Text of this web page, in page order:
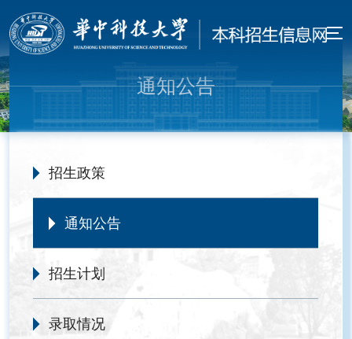
通知公告
招生政策
通知公告
招生计划
录取情况